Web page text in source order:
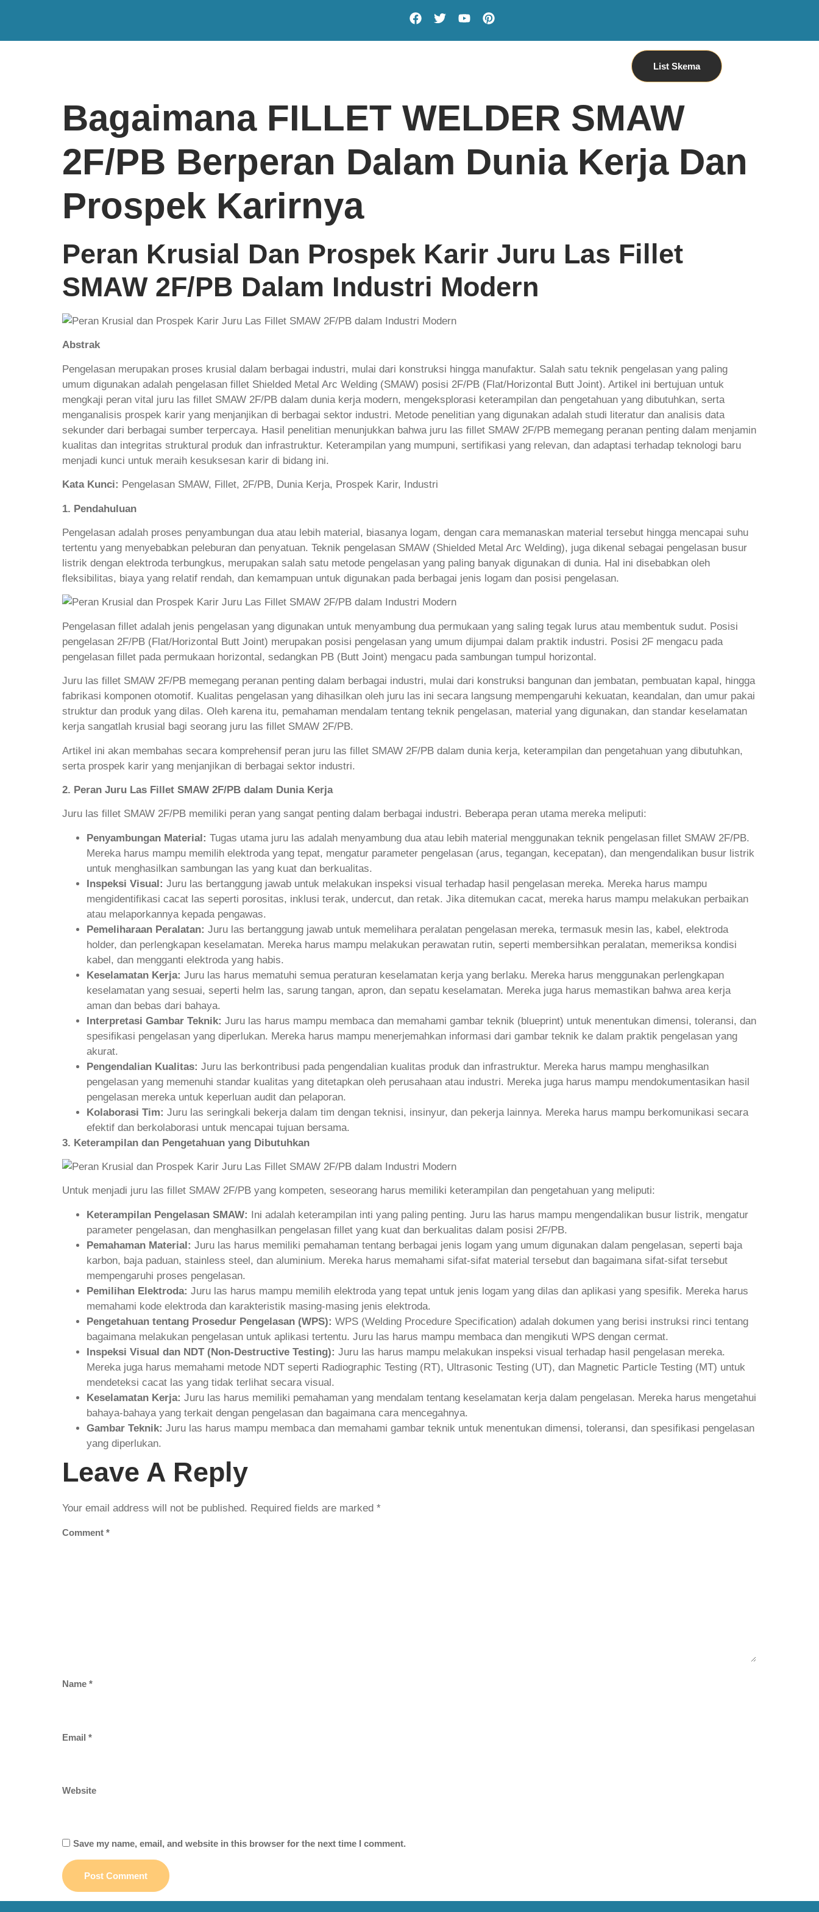
List Skema
Bagaimana FILLET WELDER SMAW
2F/PB Berperan Dalam Dunia Kerja Dan
Prospek Karirnya
Peran Krusial Dan Prospek Karir Juru Las Fillet
SMAW 2F/PB Dalam Industri Modern
Abstrak
Pengelasan merupakan proses krusial dalam berbagai industri, mulai dari konstruksi hingga manufaktur. Salah satu teknik pengelasan yang paling
umum digunakan adalah pengelasan fillet Shielded Metal Arc Welding (SMAW) posisi 2F/PB (Flat/Horizontal Butt Joint). Artikel ini bertujuan untuk
mengkaji peran vital juru las fillet SMAW 2F/PB dalam dunia kerja modern, mengeksplorasi keterampilan dan pengetahuan yang dibutuhkan, serta
menganalisis prospek karir yang menjanjikan di berbagai sektor industri. Metode penelitian yang digunakan adalah studi literatur dan analisis data
sekunder dari berbagai sumber terpercaya. Hasil penelitian menunjukkan bahwa juru las fillet SMAW 2F/PB memegang peranan penting dalam menjamin
kualitas dan integritas struktural produk dan infrastruktur. Keterampilan yang mumpuni, sertifikasi yang relevan, dan adaptasi terhadap teknologi baru
menjadi kunci untuk meraih kesuksesan karir di bidang ini.
Kata Kunci: Pengelasan SMAW, Fillet, 2F/PB, Dunia Kerja, Prospek Karir, Industri
1. Pendahuluan
Pengelasan adalah proses penyambungan dua atau lebih material, biasanya logam, dengan cara memanaskan material tersebut hingga mencapai suhu
tertentu yang menyebabkan peleburan dan penyatuan. Teknik pengelasan SMAW (Shielded Metal Arc Welding), juga dikenal sebagai pengelasan busur
listrik dengan elektroda terbungkus, merupakan salah satu metode pengelasan yang paling banyak digunakan di dunia. Hal ini disebabkan oleh
fleksibilitas, biaya yang relatif rendah, dan kemampuan untuk digunakan pada berbagai jenis logam dan posisi pengelasan.
Pengelasan fillet adalah jenis pengelasan yang digunakan untuk menyambung dua permukaan yang saling tegak lurus atau membentuk sudut. Posisi
pengelasan 2F/PB (Flat/Horizontal Butt Joint) merupakan posisi pengelasan yang umum dijumpai dalam praktik industri. Posisi 2F mengacu pada
pengelasan fillet pada permukaan horizontal, sedangkan PB (Butt Joint) mengacu pada sambungan tumpul horizontal.
Juru las fillet SMAW 2F/PB memegang peranan penting dalam berbagai industri, mulai dari konstruksi bangunan dan jembatan, pembuatan kapal, hingga
fabrikasi komponen otomotif. Kualitas pengelasan yang dihasilkan oleh juru las ini secara langsung mempengaruhi kekuatan, keandalan, dan umur pakai
struktur dan produk yang dilas. Oleh karena itu, pemahaman mendalam tentang teknik pengelasan, material yang digunakan, dan standar keselamatan
kerja sangatlah krusial bagi seorang juru las fillet SMAW 2F/PB.
Artikel ini akan membahas secara komprehensif peran juru las fillet SMAW 2F/PB dalam dunia kerja, keterampilan dan pengetahuan yang dibutuhkan,
serta prospek karir yang menjanjikan di berbagai sektor industri.
2. Peran Juru Las Fillet SMAW 2F/PB dalam Dunia Kerja
Juru las fillet SMAW 2F/PB memiliki peran yang sangat penting dalam berbagai industri. Beberapa peran utama mereka meliputi:
Penyambungan Material: Tugas utama juru las adalah menyambung dua atau lebih material menggunakan teknik pengelasan fillet SMAW 2F/PB.
Mereka harus mampu memilih elektroda yang tepat, mengatur parameter pengelasan (arus, tegangan, kecepatan), dan mengendalikan busur listrik
untuk menghasilkan sambungan las yang kuat dan berkualitas.
Inspeksi Visual: Juru las bertanggung jawab untuk melakukan inspeksi visual terhadap hasil pengelasan mereka. Mereka harus mampu
mengidentifikasi cacat las seperti porositas, inklusi terak, undercut, dan retak. Jika ditemukan cacat, mereka harus mampu melakukan perbaikan
atau melaporkannya kepada pengawas.
Pemeliharaan Peralatan: Juru las bertanggung jawab untuk memelihara peralatan pengelasan mereka, termasuk mesin las, kabel, elektroda
holder, dan perlengkapan keselamatan. Mereka harus mampu melakukan perawatan rutin, seperti membersihkan peralatan, memeriksa kondisi
kabel, dan mengganti elektroda yang habis.
Keselamatan Kerja: Juru las harus mematuhi semua peraturan keselamatan kerja yang berlaku. Mereka harus menggunakan perlengkapan
keselamatan yang sesuai, seperti helm las, sarung tangan, apron, dan sepatu keselamatan. Mereka juga harus memastikan bahwa area kerja
aman dan bebas dari bahaya.
Interpretasi Gambar Teknik: Juru las harus mampu membaca dan memahami gambar teknik (blueprint) untuk menentukan dimensi, toleransi, dan
spesifikasi pengelasan yang diperlukan. Mereka harus mampu menerjemahkan informasi dari gambar teknik ke dalam praktik pengelasan yang
akurat.
Pengendalian Kualitas: Juru las berkontribusi pada pengendalian kualitas produk dan infrastruktur. Mereka harus mampu menghasilkan
pengelasan yang memenuhi standar kualitas yang ditetapkan oleh perusahaan atau industri. Mereka juga harus mampu mendokumentasikan hasil
pengelasan mereka untuk keperluan audit dan pelaporan.
Kolaborasi Tim: Juru las seringkali bekerja dalam tim dengan teknisi, insinyur, dan pekerja lainnya. Mereka harus mampu berkomunikasi secara
efektif dan berkolaborasi untuk mencapai tujuan bersama.
3. Keterampilan dan Pengetahuan yang Dibutuhkan
Untuk menjadi juru las fillet SMAW 2F/PB yang kompeten, seseorang harus memiliki keterampilan dan pengetahuan yang meliputi:
Keterampilan Pengelasan SMAW: Ini adalah keterampilan inti yang paling penting. Juru las harus mampu mengendalikan busur listrik, mengatur
parameter pengelasan, dan menghasilkan pengelasan fillet yang kuat dan berkualitas dalam posisi 2F/PB.
Pemahaman Material: Juru las harus memiliki pemahaman tentang berbagai jenis logam yang umum digunakan dalam pengelasan, seperti baja
karbon, baja paduan, stainless steel, dan aluminium. Mereka harus memahami sifat-sifat material tersebut dan bagaimana sifat-sifat tersebut
mempengaruhi proses pengelasan.
Pemilihan Elektroda: Juru las harus mampu memilih elektroda yang tepat untuk jenis logam yang dilas dan aplikasi yang spesifik. Mereka harus
memahami kode elektroda dan karakteristik masing-masing jenis elektroda.
Pengetahuan tentang Prosedur Pengelasan (WPS): WPS (Welding Procedure Specification) adalah dokumen yang berisi instruksi rinci tentang
bagaimana melakukan pengelasan untuk aplikasi tertentu. Juru las harus mampu membaca dan mengikuti WPS dengan cermat.
Inspeksi Visual dan NDT (Non-Destructive Testing): Juru las harus mampu melakukan inspeksi visual terhadap hasil pengelasan mereka.
Mereka juga harus memahami metode NDT seperti Radiographic Testing (RT), Ultrasonic Testing (UT), dan Magnetic Particle Testing (MT) untuk
mendeteksi cacat las yang tidak terlihat secara visual.
Keselamatan Kerja: Juru las harus memiliki pemahaman yang mendalam tentang keselamatan kerja dalam pengelasan. Mereka harus mengetahui
bahaya-bahaya yang terkait dengan pengelasan dan bagaimana cara mencegahnya.
Gambar Teknik: Juru las harus mampu membaca dan memahami gambar teknik untuk menentukan dimensi, toleransi, dan spesifikasi pengelasan
yang diperlukan.
Leave A Reply
Your email address will not be published. Required fields are marked *
Comment *
Name *
Email *
Website
Save my name, email, and website in this browser for the next time I comment.